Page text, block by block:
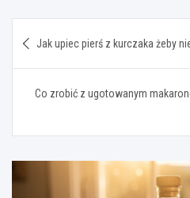
wpisu
Jak upiec pierś z kurczaka żeby
Co zrobić z ugotowanym